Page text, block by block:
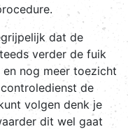
dat de
verder de fuik
nog meer toezicht
de
volgen denk je
dit wel gaat